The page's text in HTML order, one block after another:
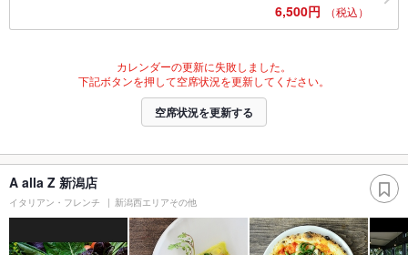
6,500円 （税込）
カレンダーの更新に失敗しました。
下記ボタンを押して空席状況を更新してください。
空席状況を更新する
A alla Z 新潟店
イタリアン・フレンチ 新潟西エリアその他